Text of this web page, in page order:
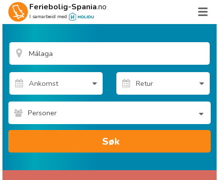
Feriebolig-Spania.no
I samarbeid med
Personer
Søk